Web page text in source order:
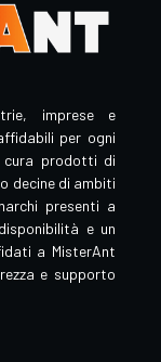
imprese e
per ogni
cura prodotti di
decine di ambiti
presenti a
e un
a MisterAnt
e supporto